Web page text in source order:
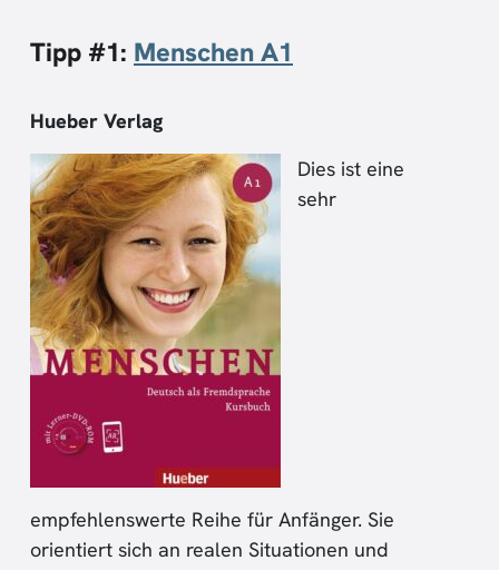
Tipp #1: Menschen A1
Hueber Verlag
Dies ist eine
sehr
empfehlenswerte Reihe für Anfänger. Sie
orientiert sich an realen Situationen und